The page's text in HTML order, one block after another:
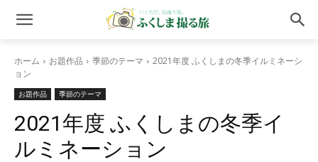
ホーム お題作品 季節のテーマ
2021年度 ふくしまの冬季イルミネーシ
ョン
お題作品 季節のテーマ
2021年度 ふくしまの冬季イ
ルミネーション